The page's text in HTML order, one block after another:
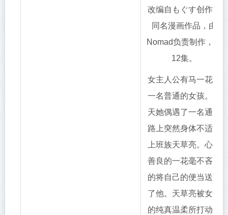
改编自もぐす创作的
同名漫画作品，由
Nomad负责制作，共
12集。
女主人公有马一花是
一名普通的女孩。一
天她偶遇了一名通勤
路上突然身体不适的
上班族天草亮。心地
善良的一花毫不吝啬
的将自己的便当送给
了他。天草亮被女孩
的纯真温柔所打动，